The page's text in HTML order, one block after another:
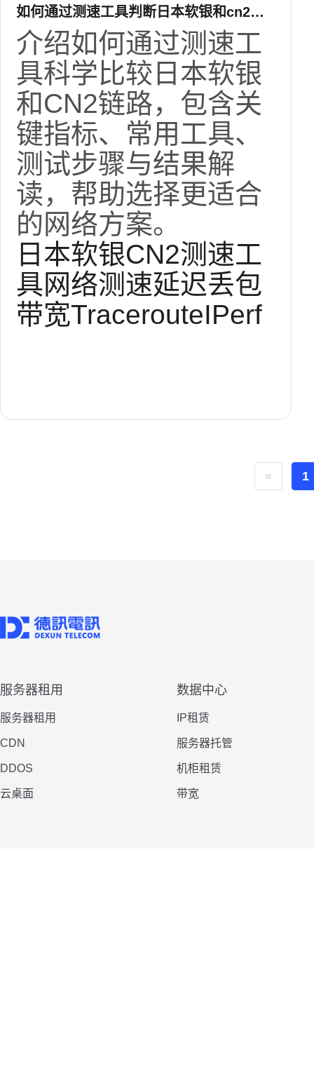
如何通过测速工具判断日本软银和cn2哪
个好 更适合你的网络
介绍如何通过测速工
具科学比较日本软银
和CN2链路，包含关
键指标、常用工具、
测试步骤与结果解
读，帮助选择更适合
的网络方案。
日本软银CN2测速工
具网络测速延迟丢包
带宽TracerouteIPerf
« 1
服务器租用
服务器租用
CDN
DDOS
云桌面
数据中心
IP租赁
服务器托管
机柜租赁
带宽